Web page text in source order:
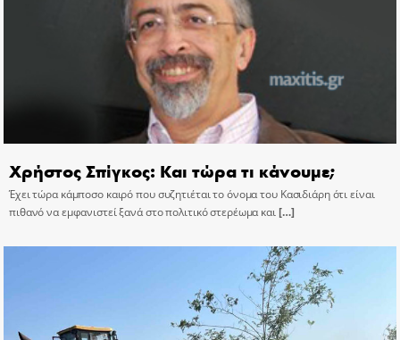
Χρήστος Σπίγκος: Και τώρα τι κάνουμε;
Έχει τώρα κάμποσο καιρό που συζητιέται το όνομα του Κασιδιάρη ότι είναι
πιθανό να εμφανιστεί ξανά στο πολιτικό στερέωμα και[…]